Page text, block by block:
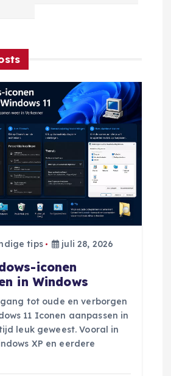
tips juli 28, 2026
iconen
in Windows
tot oude en verborgen
11 Iconen aanpassen in
leuk geweest. Vooral in
XP en eerdere